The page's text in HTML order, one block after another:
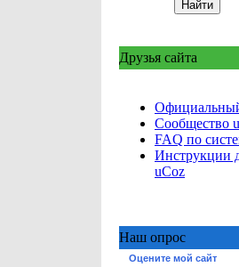
Друзья сайта
Сообщество
FAQ по
Инструкции
uCoz
Наш опрос
Оцените мой сайт